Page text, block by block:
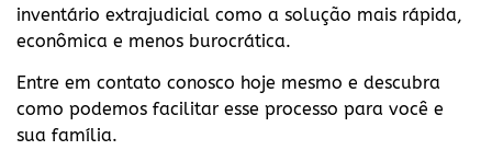
inventário extrajudicial como a solução mais rápida,
econômica e menos burocrática.
Entre em contato conosco hoje mesmo e descubra
como podemos facilitar esse processo para você e
sua família.